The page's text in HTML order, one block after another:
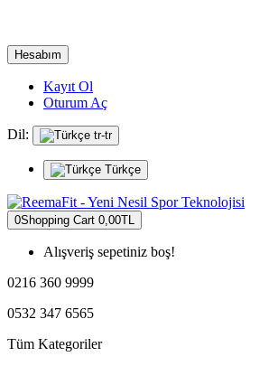
Hesabım
Kayıt Ol
Oturum Aç
Dil: tr-tr
Türkçe
0Shopping Cart 0,00TL
Alışveriş sepetiniz boş!
0216 360 9999
0532 347 6565
Tüm Kategoriler